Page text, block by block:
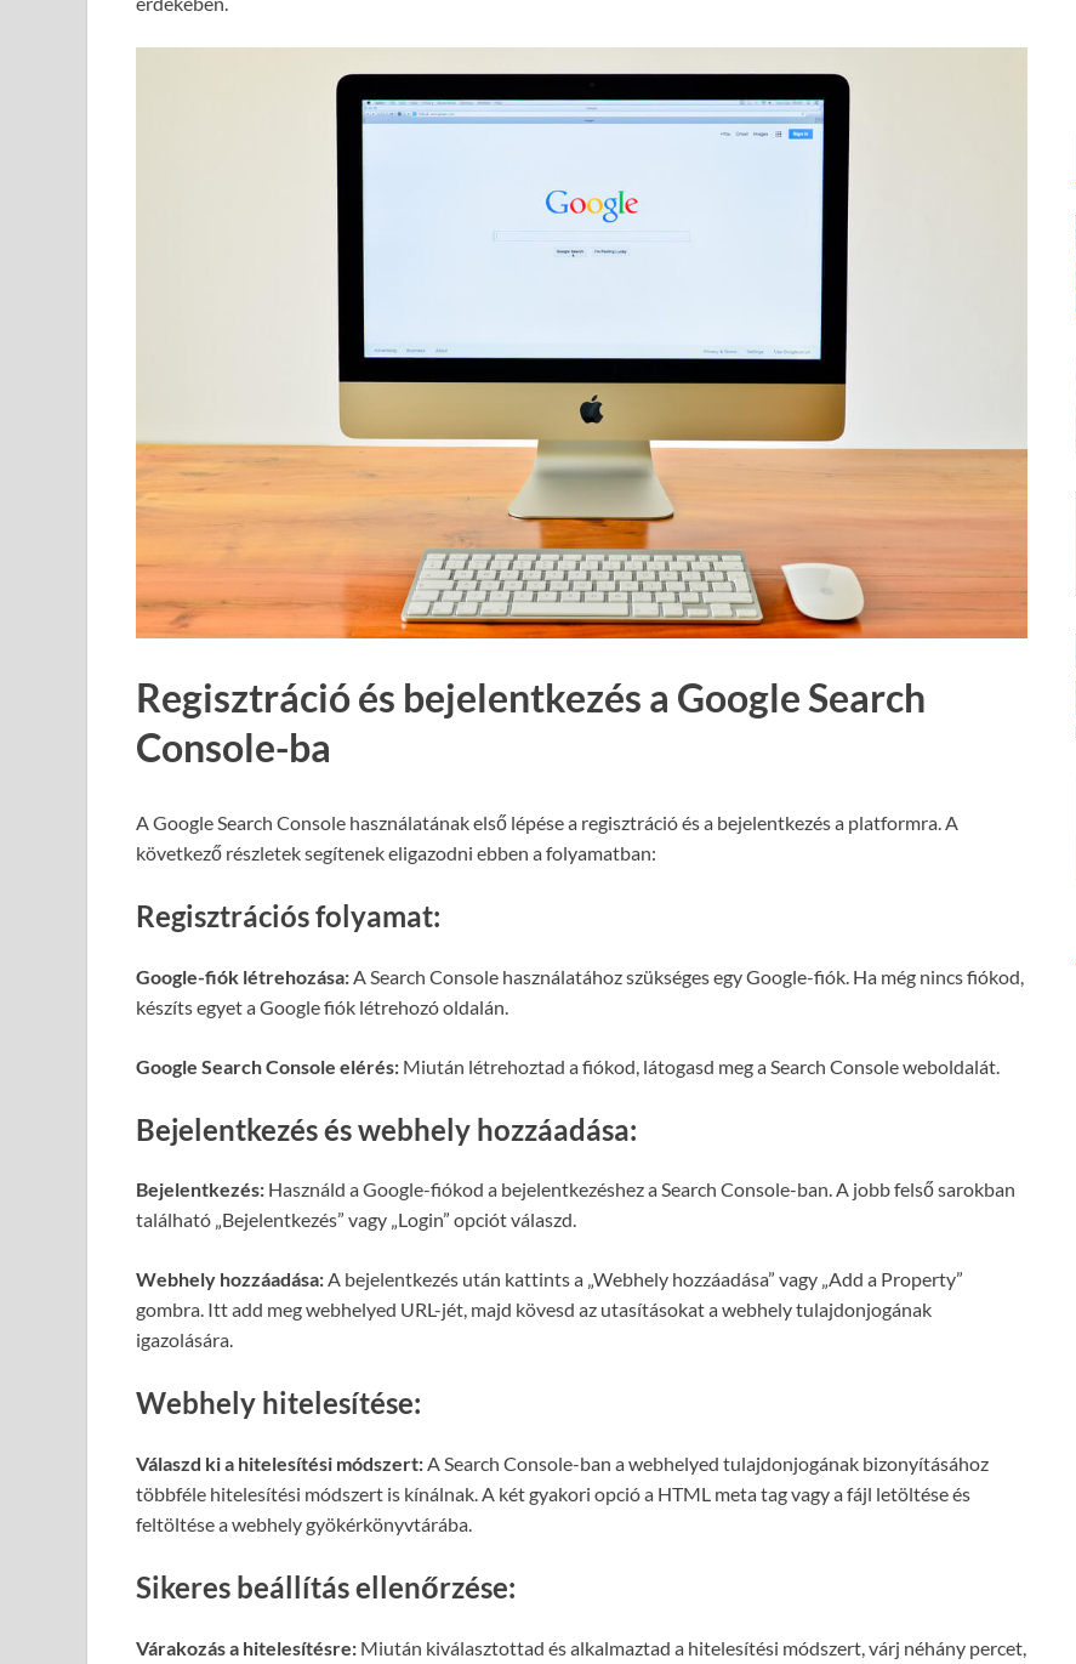
Regisztráció és bejelentkezés a Google Search
Console-ba
A Google Search Console használatának első lépése a regisztráció és a bejelentkezés a platformra. A
következő részletek segítenek eligazodni ebben a folyamatban:
Regisztrációs folyamat:
Google-fiók létrehozása:A Search Console használatához szükséges egy Google-fiók. Ha még nincs fiókod,
készíts egyet a Google fiók létrehozó oldalán.
Google Search Console elérés: Miután létrehoztad a fiókod, látogasd meg a Search Console weboldalát.
Bejelentkezés és webhely hozzáadása:
Bejelentkezés: Használd a Google-fiókod a bejelentkezéshez a Search Console-ban. A jobb felső sarokban
található „Bejelentkezés” vagy „Login” opciót válaszd.
Webhely hozzáadása:A bejelentkezés után kattints a „Webhely hozzáadása” vagy „Add a Property”
gombra. Itt add meg webhelyed URL-jét, majd kövesd az utasításokat a webhely tulajdonjogának
igazolására.
Webhely hitelesítése:
Válaszd ki a hitelesítési módszert:A Search Console-ban a webhelyed tulajdonjogának bizonyításához
többféle hitelesítési módszert is kínálnak. A két gyakori opció a HTML meta tag vagy a fájl letöltése és
feltöltése a webhely gyökérkönyvtárába.
Sikeres beállítás ellenőrzése:
Várakozás a hitelesítésre: Miután kiválasztottad és alkalmaztad a hitelesítési módszert, várj néhány percet,